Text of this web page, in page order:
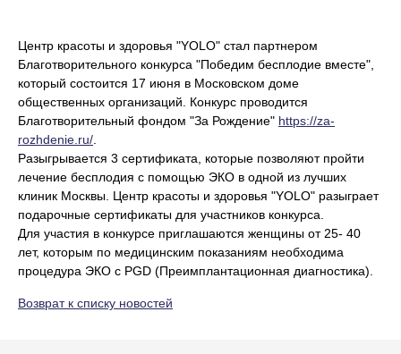
Центр красоты и здоровья "YOLO" стал партнером
Благотворительного конкурса "Победим бесплодие вместе",
который состоится 17 июня в Московском доме
общественных организаций. Конкурс проводится
Благотворительный фондом "За Рождение" https://za-
rozhdenie.ru/
Разыгрывается 3 сертификата, которые позволяют пройти
лечение бесплодия с помощью ЭКО в одной из лучших
клиник Москвы. Центр красоты и здоровья "YOLO" разыграет
подарочные сертификаты для участников конкурса.
Для участия в конкурсе приглашаются женщины от 25- 40
лет, которым по медицинским показаниям необходима
процедура ЭКО с PGD (Преимплантационная диагностика).
Возврат к списку новостей